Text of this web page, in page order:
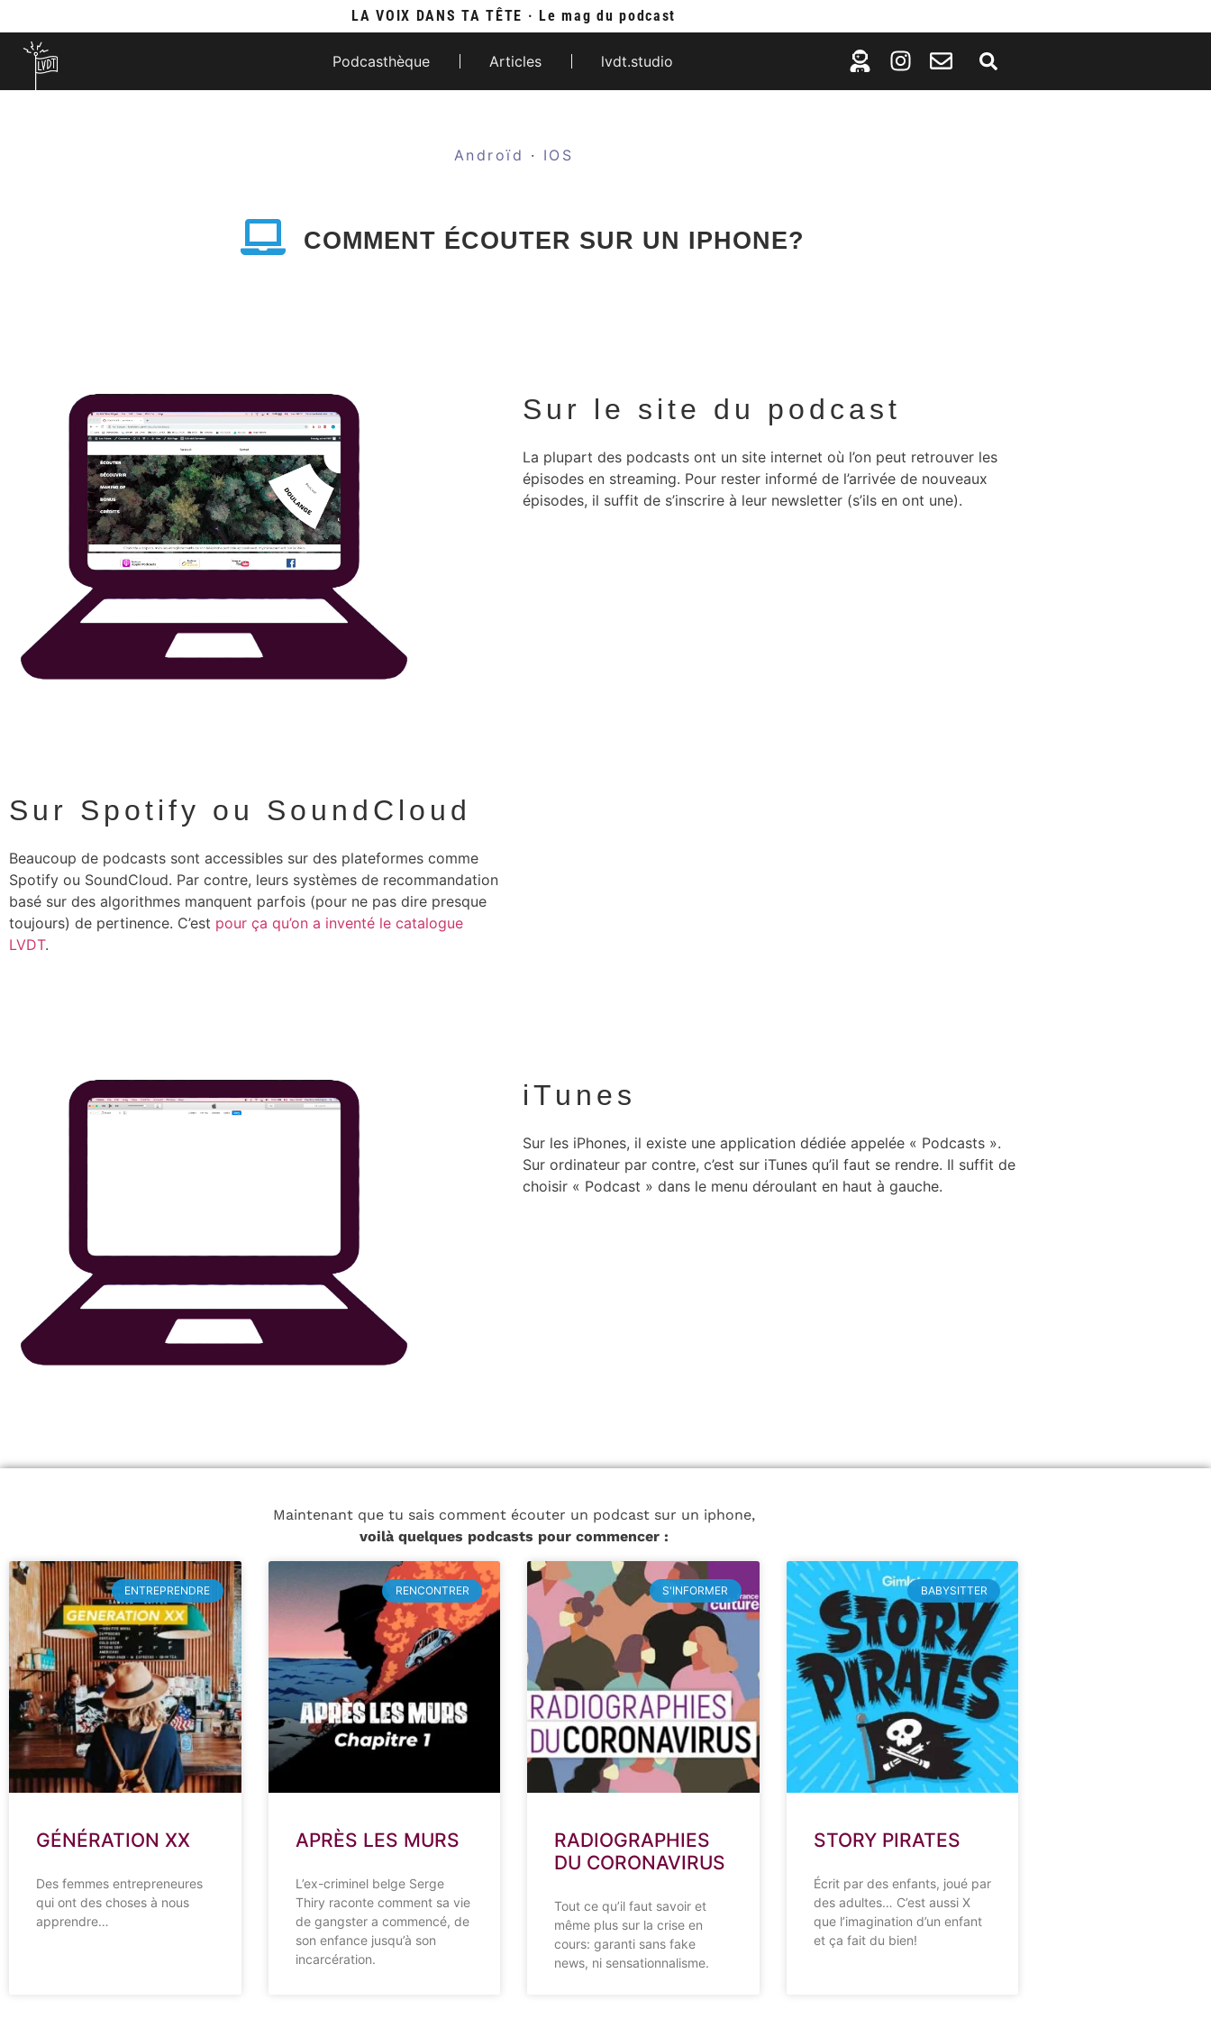
LA VOIX DANS TA TÊTE · Le mag du podcast
Podcasthèque Articles lvdt.studio
Androïd · IOS
COMMENT ÉCOUTER SUR UN IPHONE?
Sur le site du podcast
La plupart des podcasts ont un site internet où l’on peut retrouver les
épisodes en streaming. Pour rester informé de l’arrivée de nouveaux
épisodes, il suffit de s’inscrire à leur newsletter (s’ils en ont une).
Sur Spotify ou SoundCloud
Beaucoup de podcasts sont accessibles sur des plateformes comme
Spotify ou SoundCloud. Par contre, leurs systèmes de recommandation
basé sur des algorithmes manquent parfois (pour ne pas dire presque
toujours) de pertinence. C’est pour ça qu’on a inventé le catalogue
LVDT.
iTunes
Sur les iPhones, il existe une application dédiée appelée « Podcasts ».
Sur ordinateur par contre, c’est sur iTunes qu’il faut se rendre. Il suffit de
choisir « Podcast » dans le menu déroulant en haut à gauche.
Maintenant que tu sais comment écouter un podcast sur un iphone,
voilà quelques podcasts pour commencer :
ENTREPRENDRE
GÉNÉRATION XX
Des femmes entrepreneures
qui ont des choses à nous
apprendre…
RENCONTRER
APRÈS LES MURS
L’ex-criminel belge Serge
Thiry raconte comment sa vie
de gangster a commencé, de
son enfance jusqu’à son
incarcération.
S'INFORMER
RADIOGRAPHIES
DU CORONAVIRUS
Tout ce qu’il faut savoir et
même plus sur la crise en
cours: garanti sans fake
news, ni sensationnalisme.
BABYSITTER
STORY PIRATES
Écrit par des enfants, joué par
des adultes… C’est aussi X
que l’imagination d’un enfant
et ça fait du bien!